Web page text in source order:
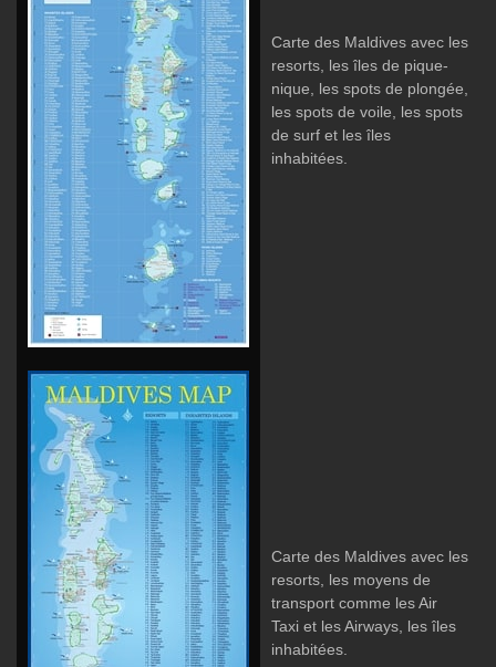
Carte des Maldives avec les
resorts, les îles de pique-
nique, les spots de plongée,
les spots de voile, les spots
de surf et les îles
inhabitées.
Carte des Maldives avec les
resorts, les moyens de
transport comme les Air
Taxi et les Airways, les îles
inhabitées.